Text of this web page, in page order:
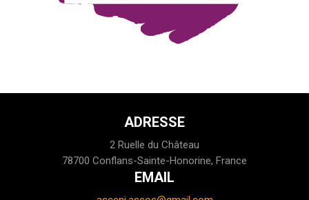
ADRESSE
2 Ruelle du Château
78700 Conflans-Sainte-Honorine, France
EMAIL